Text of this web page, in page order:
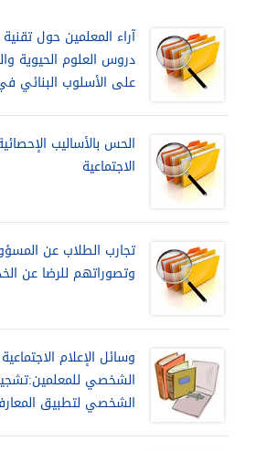
آراء المعلمين حول
دروس العلوم الحيوية
على الأسلوب البنائي في
الحس بالأساليب
الاجتماعية
تجارب الطلاب عن
وتصوراتهم للرضا عن
وسائل الإعلام
الشخصي
الشخصي لتطبيق